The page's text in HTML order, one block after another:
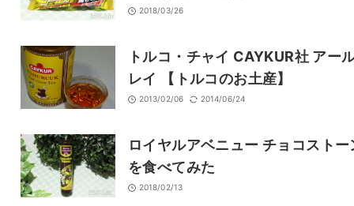
2018/03/26
トルコ・チャイ CAYKUR社 アー
レイ 【トルコのお土産】
2013/02/06 2014/06/24
ロイヤルアベニュー チョコストー
を食べてみた
2018/02/13